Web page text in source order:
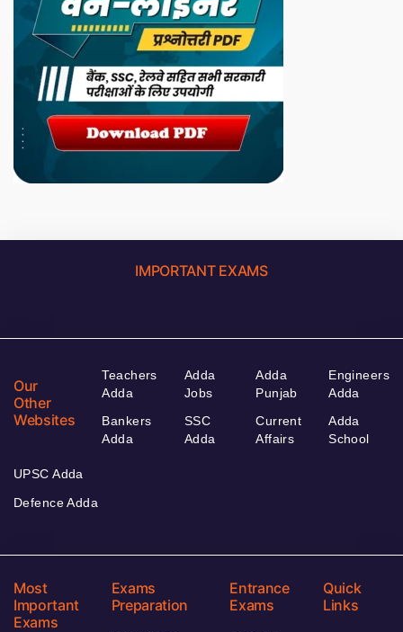
IMPORTANT EXAMS
Our
Other
Websites
Teachers
Adda
Bankers
Adda
Adda
Jobs
SSC
Adda
Adda
Punjab
Current
Affairs
Engineers
Adda
Adda
School
UPSC Adda
Defence Adda
Most
Important
Exams
Exams
Preparation
Entrance
Exams
Quick
Links